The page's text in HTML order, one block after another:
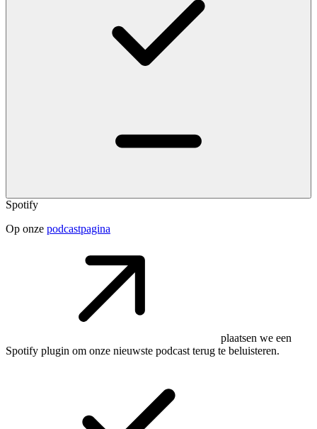
Spotify
Op onze podcastpagina
plaatsen we een
Spotify plugin om onze nieuwste podcast terug te beluisteren.